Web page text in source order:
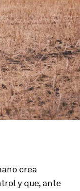
crea
y que, ante